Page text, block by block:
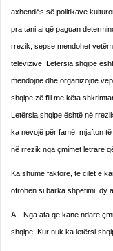
axhendës së politikave
pra tani ai që paguan
rrezik, sepse mendohet
televizive. Letërsia shqipe
mendojnë dhe organizojnë
shqipe zë fill me këta
Letërsia shqipe është në
ka nevojë për famë, mjafton
në rrezik nga çmimet letrare
Ka shumë faktorë, të cilët e
ofrohen si barka shpëtimi, dy
A – Nga ata që kanë ndarë
shqipe. Kur nuk ka letërsi